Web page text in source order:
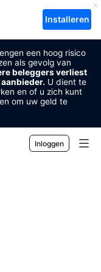
Installeren
een hoog risico
als gevolg van
beleggers verliest
U dient te
en of u zich kunt
om uw geld te
Inloggen